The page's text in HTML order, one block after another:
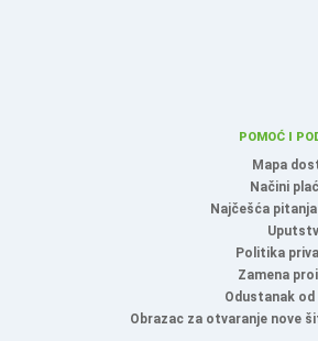
POMOĆ I
Mapa
Načini
Najčešća
Politika
Zamena
Odustanak od
Obrazac za otvaranje nove